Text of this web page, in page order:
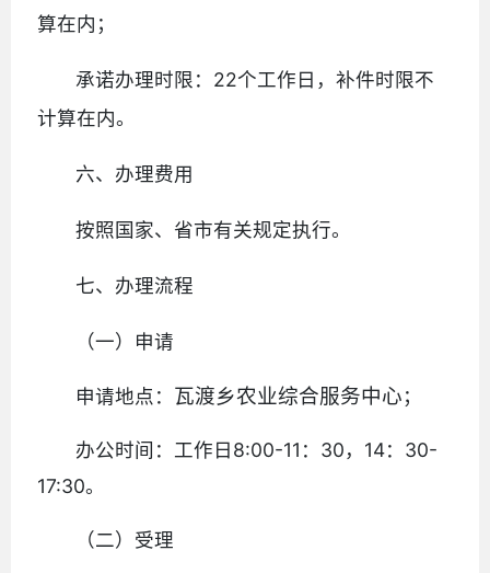
算在内；
承诺办理时限：22个工作日，补件时限不
计算在内。
六、办理费用
按照国家、省市有关规定执行。
七、办理流程
（一）申请
申请地点： 瓦渡乡农业综合服务中心；
办公时间：工作日8:00-11：30，14：30-
17:30。
（二）受理